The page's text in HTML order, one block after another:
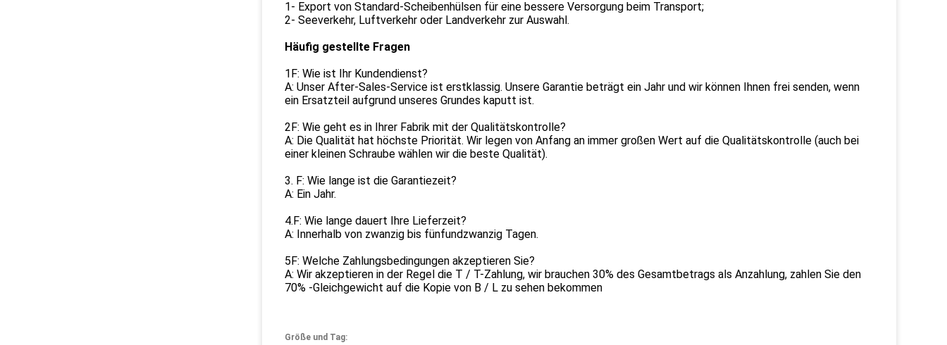
1- Export von Standard-Scheibenhülsen für eine bessere Versorgung beim Transport;
2- Seeverkehr, Luftverkehr oder Landverkehr zur Auswahl.
Häufig gestellte Fragen
1F: Wie ist Ihr Kundendienst?
A: Unser After-Sales-Service ist erstklassig. Unsere Garantie beträgt ein Jahr und wir können Ihnen frei senden, wenn
ein Ersatzteil aufgrund unseres Grundes kaputt ist.
2F: Wie geht es in Ihrer Fabrik mit der Qualitätskontrolle?
A: Die Qualität hat höchste Priorität. Wir legen von Anfang an immer großen Wert auf die Qualitätskontrolle (auch bei
einer kleinen Schraube wählen wir die beste Qualität).
3. F: Wie lange ist die Garantiezeit?
A: Ein Jahr.
4.F: Wie lange dauert Ihre Lieferzeit?
A: Innerhalb von zwanzig bis fünfundzwanzig Tagen.
5F: Welche Zahlungsbedingungen akzeptieren Sie?
A: Wir akzeptieren in der Regel die T / T-Zahlung, wir brauchen 30% des Gesamtbetrags als Anzahlung, zahlen Sie den
70% -Gleichgewicht auf die Kopie von B / L zu sehen bekommen
Größe und Tag: